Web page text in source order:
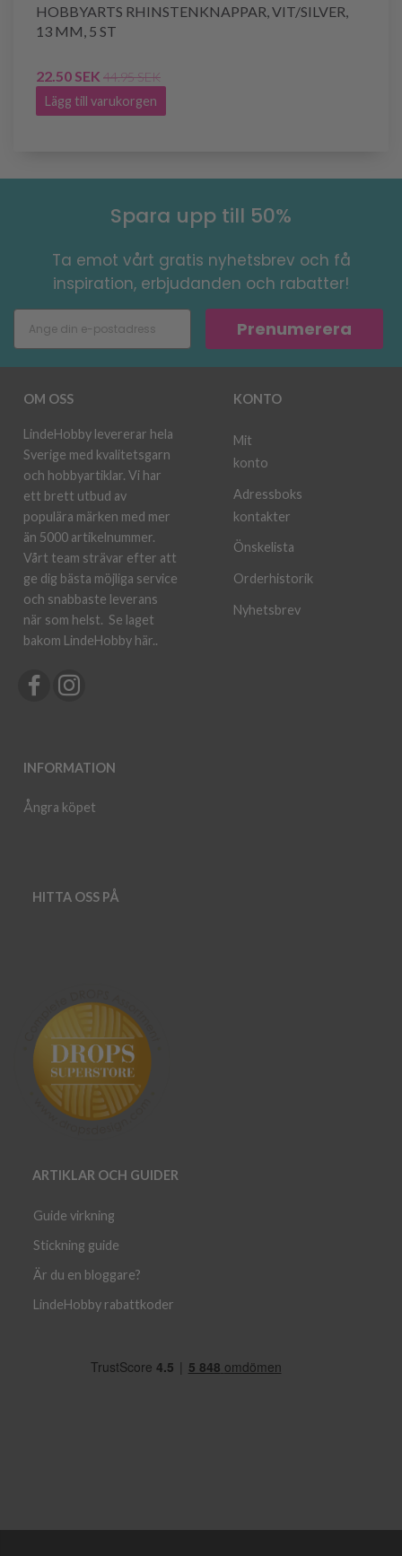
HOBBYARTS RHINSTENKNAPPAR, VIT/SILVER,
13 MM, 5 ST
22.50 SEK 44.95 SEK
Lägg till varukorgen
Spara upp till 50%
Ta emot vårt gratis nyhetsbrev och få
inspiration, erbjudanden och rabatter!
Prenumerera
OM OSS
LindeHobby levererar hela
Sverige med kvalitetsgarn
och hobbyartiklar. Vi har
ett brett utbud av
populära märken med mer
än 5000 artikelnummer.
Vårt team strävar efter att
ge dig bästa möjliga service
och snabbaste leverans
när som helst. Se laget
bakom LindeHobby här..
INFORMATION
Ångra köpet
KONTO
Mit
konto
Adressboks
kontakter
Önskelista
Orderhistorik
Nyhetsbrev
HITTA OSS PÅ
ARTIKLAR OCH GUIDER
Guide virkning
Stickning guide
Är du en bloggare?
LindeHobby rabattkoder